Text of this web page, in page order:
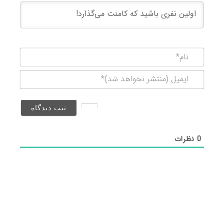
(منتشر
0نظرات